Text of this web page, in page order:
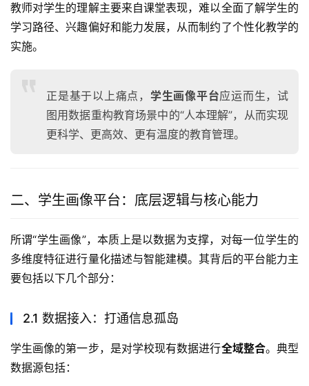
教师对学生的理解主要来自课堂表现，难以全面了解学生的
学习路径、兴趣偏好和能力发展，从而制约了个性化教学的
实施。
正是基于以上痛点， 学生画像平台应运而生，试
图用数据重构教育场景中的“人本理解”，从而实现
更科学、更高效、更有温度的教育管理。
二、学生画像平台：底层逻辑与核心能力
所谓“学生画像”，本质上是以数据为支撑，对每一位学生的
多维度特征进行量化描述与智能建模。其背后的平台能力主
要包括以下几个部分：
2.1 数据接入：打通信息孤岛
学生画像的第一步，是对学校现有数据进行全域整合。典型
数据源包括：